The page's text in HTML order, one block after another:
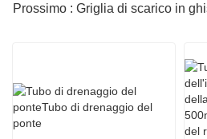
Prossimo : Griglia di scarico in